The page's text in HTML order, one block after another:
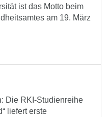
ist das Motto beim
am 19. März
Die RKI-Studienreihe
liefert erste